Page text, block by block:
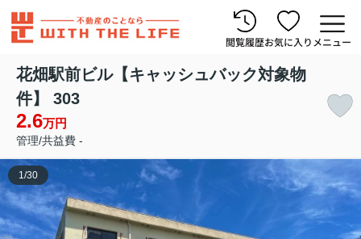
閲覧履歴お気に入り メニュー
花畑駅前ビル【キャッシュバック対象物
件】 303
2.6万円
管理/共益費 -
1/30